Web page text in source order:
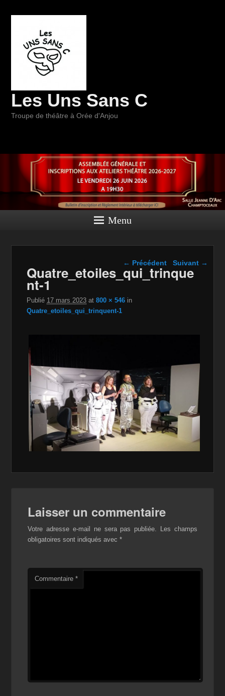
Les Uns Sans C
Troupe de théâtre à Orée d'Anjou
Menu
Navigation dans les
images
← Précédent Suivant →
Quatre_etoiles_qui_trinque
nt-1
Publié 17 mars 2023 at800 × 546 in
Quatre_etoiles_qui_trinquent-1
Laisser un commentaire
Votre adresse e-mail ne sera pas publiée.
Les champs
obligatoires sont indiqués avec*
Commentaire*